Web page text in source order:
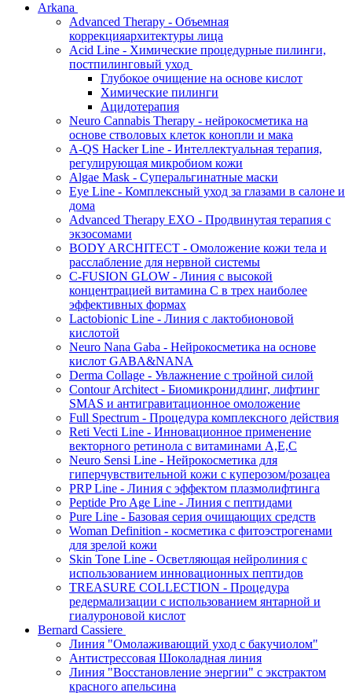
Arkana
Advanced Therapy - Объемная
коррекцияархитектуры лица
Acid Line - Химические процедурные пилинги,
постпилинговый уход
Глубокое очищение на основе кислот
Химические пилинги
Ацидотерапия
Neuro Cannabis Therapy - нейрокосметика на
основе стволовых клеток конопли и мака
A-QS Hacker Line - Интеллектуальная терапия,
регулирующая микробиом кожи
Algae Mask - Суперальгинатные маски
Eye Line - Комплексный уход за глазами в салоне и
дома
Advanced Therapy EXO - Продвинутая терапия с
экзосомами
BODY ARCHITECT - Омоложение кожи тела и
расслабление для нервной системы
C-FUSION GLOW - Линия с высокой
концентрацией витамина C в трех наиболее
эффективных формах
Lactobionic Line - Линия с лактобионовой
кислотой
Neuro Nana Gaba - Нейрокосметика на основе
кислот GABA&NANA
Derma Collage - Увлажнение с тройной силой
Contour Architect - Биомикронидлинг, лифтинг
SMAS и антигравитационное омоложение
Full Spectrum - Процедура комплексного действия
Reti Vecti Line - Инновационное применение
векторного ретинола с витаминами A,Е,С
Neuro Sensi Line - Нейрокосметика для
гиперчувствительной кожи с куперозом/розацеа
PRP Line - Линия с эффектом плазмолифтинга
Peptide Pro Age Line - Линия с пептидами
Pure Line - Базовая серия очищающих средств
Woman Definition - косметика с фитоэстрогенами
для зрелой кожи
Skin Tone Line - Осветляющая нейролиния с
использованием инновационных пептидов
TREASURE COLLECTION - Процедура
редермализации с использованием янтарной и
гиалуроновой кислот
Bernard Cassiere
Линия "Омолаживающий уход с бакучиолом"
Антистрессовая Шоколадная линия
Линия "Восстановление энергии" с экстрактом
красного апельсина